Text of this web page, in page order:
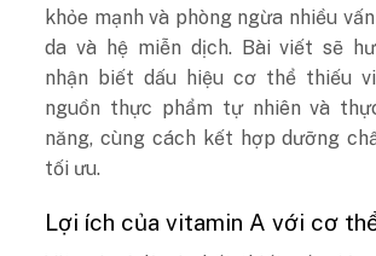
khỏe mạnh và phòng ngừa nhiều
da và hệ miễn dịch. Bài viết sẽ
nhận biết dấu hiệu cơ thể thiếu
nguồn thực phẩm tự nhiên và
năng, cùng cách kết hợp dưỡng
tối ưu.
Lợi ích của vitamin A với cơ